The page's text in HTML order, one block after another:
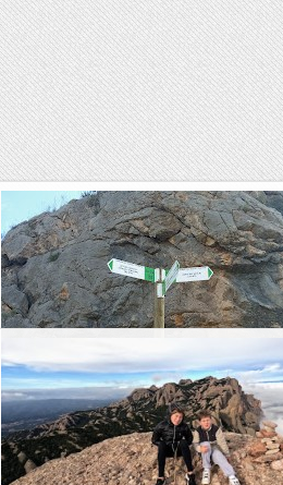
Nou sender a l'Alt del Seguili
Fent marxa